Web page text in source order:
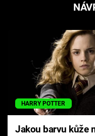
HARRY POTTER
Jakou barvu kůže